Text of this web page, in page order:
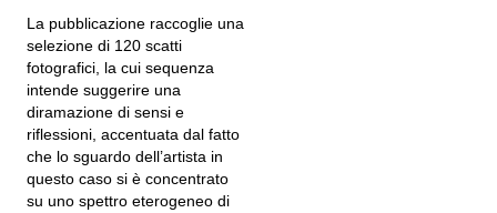
La pubblicazione raccoglie una
selezione di 120 scatti
fotografici, la cui sequenza
intende suggerire una
diramazione di sensi e
riflessioni, accentuata dal fatto
che lo sguardo dell’artista in
questo caso si è concentrato
su uno spettro eterogeneo di